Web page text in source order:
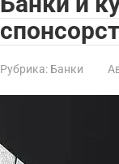
Рубрика: Банки